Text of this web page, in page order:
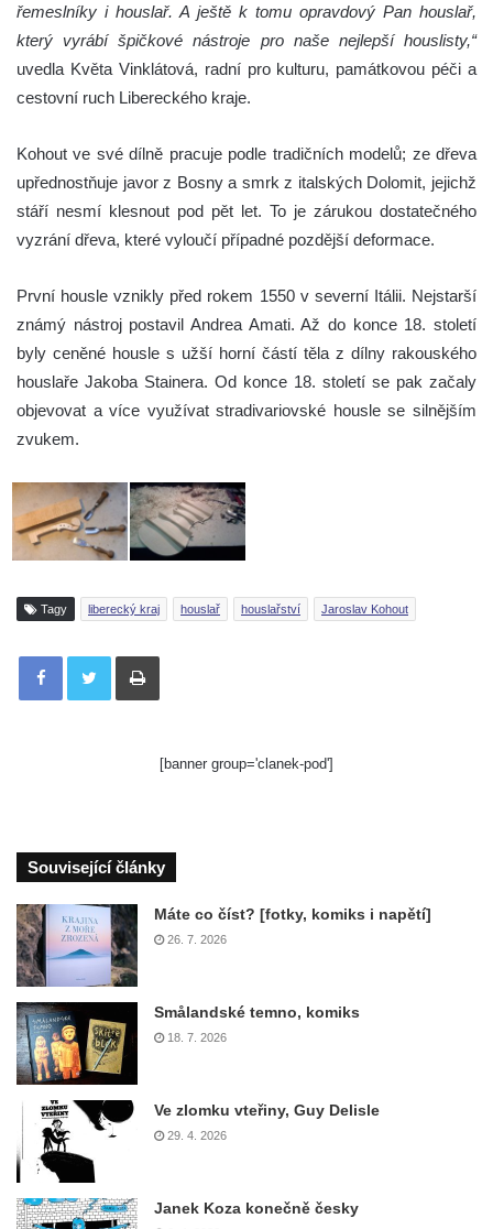
řemeslníky i houslař. A ještě k tomu opravdový Pan houslař,
který vyrábí špičkové nástroje pro naše nejlepší houslisty,“
uvedla Květa Vinklátová, radní pro kulturu, památkovou péči a
cestovní ruch Libereckého kraje.
Kohout ve své dílně pracuje podle tradičních modelů; ze dřeva
upřednostňuje javor z Bosny a smrk z italských Dolomit, jejichž
stáří nesmí klesnout pod pět let. To je zárukou dostatečného
vyzrání dřeva, které vyloučí případné pozdější deformace.
První housle vznikly před rokem 1550 v severní Itálii. Nejstarší
známý nástroj postavil Andrea Amati. Až do konce 18. století
byly ceněné housle s užší horní částí těla z dílny rakouského
houslaře Jakoba Stainera. Od konce 18. století se pak začaly
objevovat a více využívat stradivariovské housle se silnějším
zvukem.
Tagy liberecký kraj houslař houslařství Jaroslav Kohout
Tisknout
[banner group='clanek-pod']
Související články
Máte co číst? [fotky, komiks i napětí]
26. 7. 2026
Smålandské temno, komiks
18. 7. 2026
Ve zlomku vteřiny, Guy Delisle
29. 4. 2026
Janek Koza konečně česky